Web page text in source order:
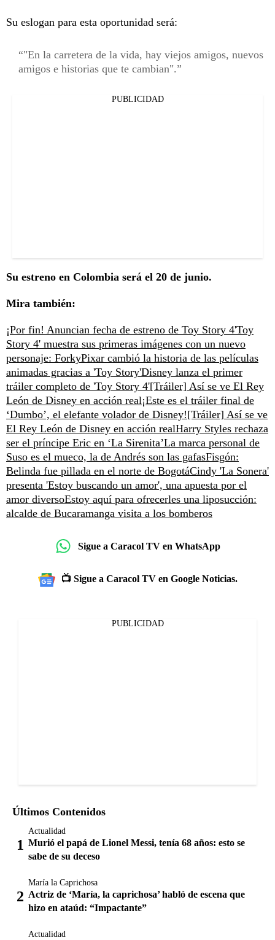
Su eslogan para esta oportunidad será:
"En la carretera de la vida, hay viejos amigos, nuevos
amigos e historias que te cambian".
PUBLICIDAD
Su estreno en Colombia será el 20 de junio.
Mira también:
¡Por fin! Anuncian fecha de estreno de Toy Story 4'Toy
Story 4' muestra sus primeras imágenes con un nuevo
personaje: ForkyPixar cambió la historia de las películas
animadas gracias a 'Toy Story'Disney lanza el primer
tráiler completo de 'Toy Story 4'[Tráiler] Así se ve El Rey
León de Disney en acción real¡Este es el tráiler final de
‘Dumbo’, el elefante volador de Disney![Tráiler] Así se ve
El Rey León de Disney en acción realHarry Styles rechaza
ser el príncipe Eric en ‘La Sirenita’La marca personal de
Suso es el mueco, la de Andrés son las gafasFisgón:
Belinda fue pillada en el norte de BogotáCindy 'La Sonera'
presenta 'Estoy buscando un amor', una apuesta por el
amor diversoEstoy aquí para ofrecerles una liposucción:
alcalde de Bucaramanga visita a los bomberos
Sigue a Caracol TV en WhatsApp
📺 Sigue a Caracol TV en Google Noticias.
PUBLICIDAD
Últimos Contenidos
Actualidad
Murió el papá de Lionel Messi, tenía 68 años: esto se
sabe de su deceso
María la Caprichosa
Actriz de ‘María, la caprichosa’ habló de escena que
hizo en ataúd: “Impactante”
Actualidad